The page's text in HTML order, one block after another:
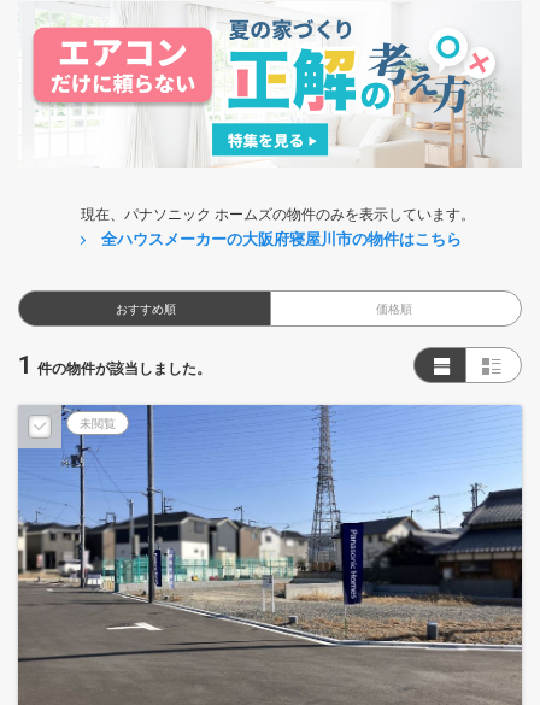
現在、パナソニック ホームズの物件のみを表示しています。
全ハウスメーカーの大阪府寝屋川市の物件はこちら
おすすめ順 価格順
1 件の物件が該当しました。
未閲覧